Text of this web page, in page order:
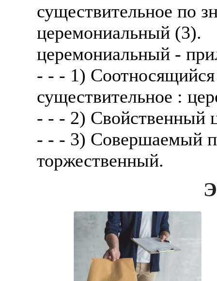
существительное по
церемониальный (3).
церемониальный -
- - - 1)
существительное :
- - - 2) Свойственный
- - - 3) Совершаемый
торжественный.